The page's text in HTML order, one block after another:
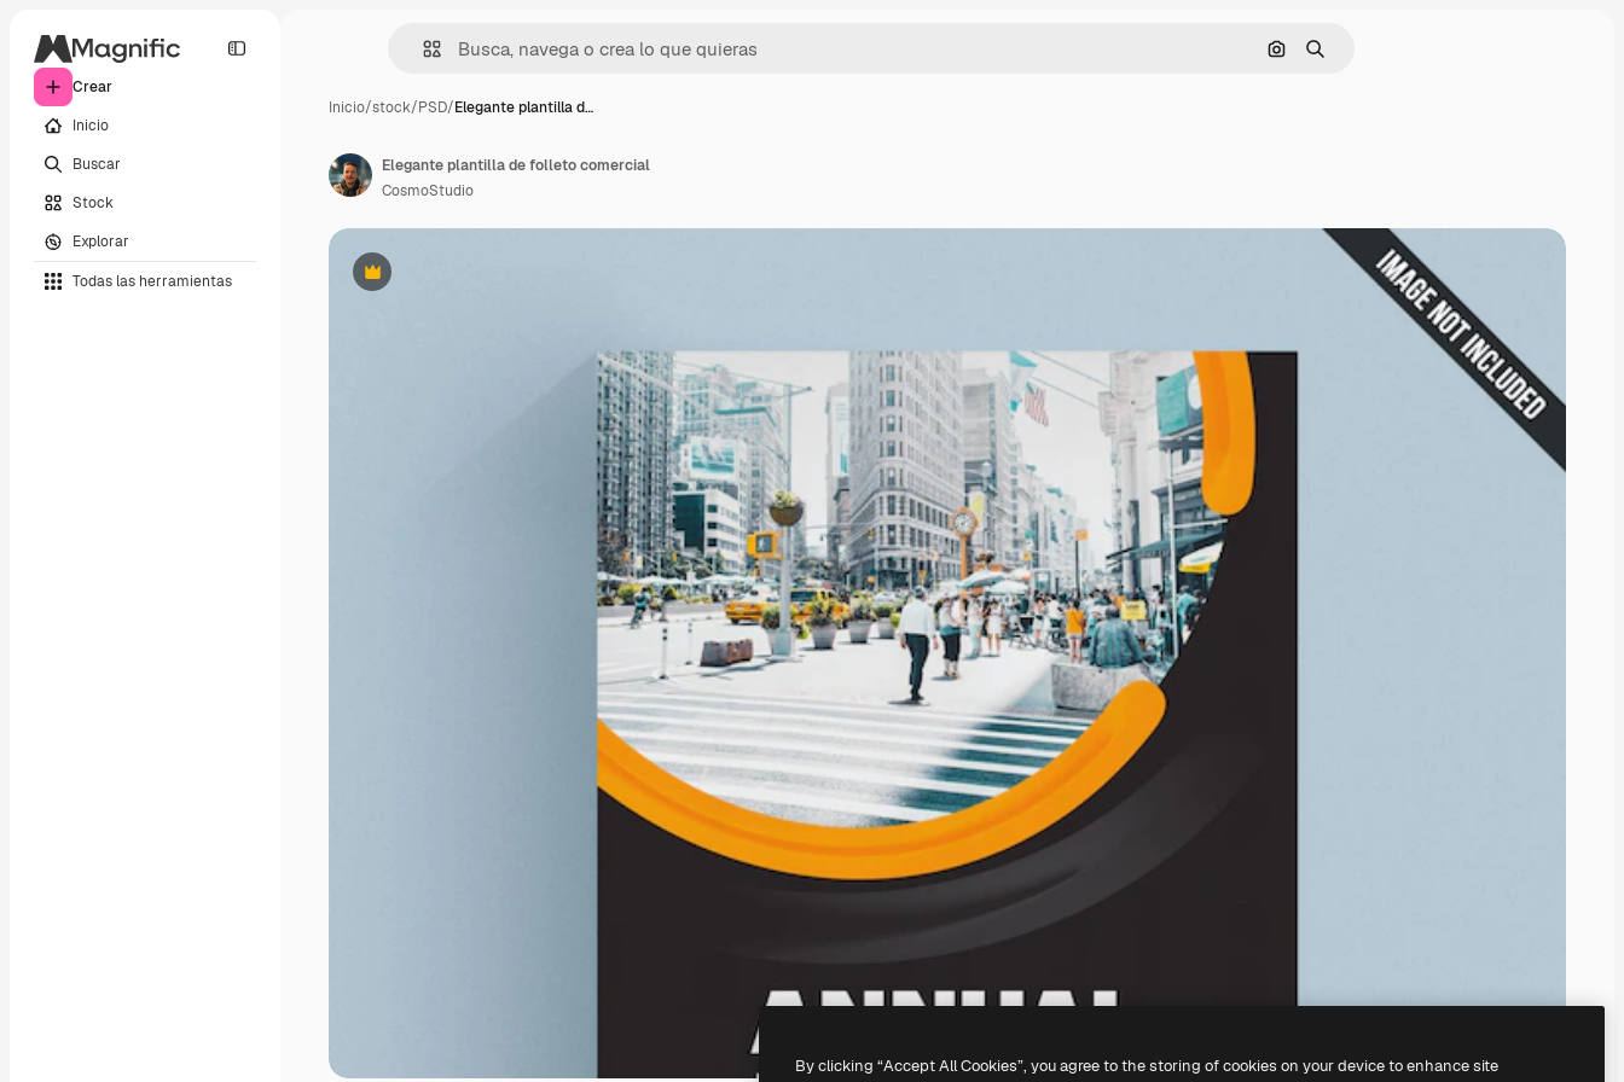
Crear
Inicio
Buscar
Stock
Explorar
Todas las herramientas
Buscar por imagen
Buscar
Inicio/stock/PSD/Elegante plantilla d…
Premium
Elegante plantilla de folleto comercial
CosmoStudio
By clicking “Accept All Cookies”, you agree to the storing of cookies on your device to enhance site